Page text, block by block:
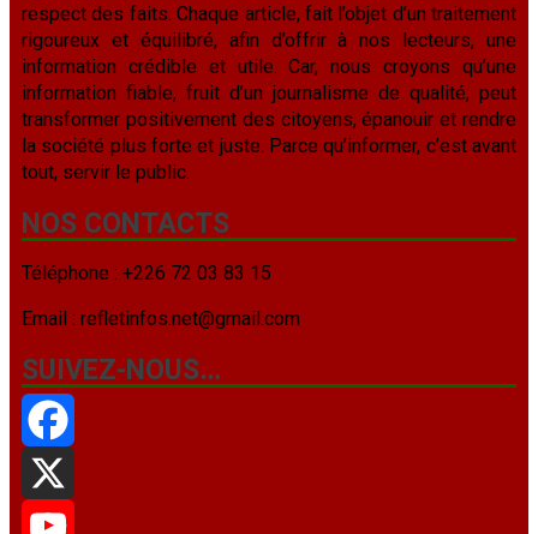
respect des faits. Chaque article, fait l’objet d’un traitement
rigoureux et équilibré, afin d’offrir à nos lecteurs, une
information crédible et utile. Car, nous croyons qu’une
information fiable, fruit d’un journalisme de qualité, peut
transformer positivement des citoyens, épanouir et rendre
la société plus forte et juste. Parce qu’informer, c’est avant
tout, servir le public.
NOS CONTACTS
Téléphone : +226 72 03 83 15
Email : refletinfos.net@gmail.com
SUIVEZ-NOUS…
Facebook
X